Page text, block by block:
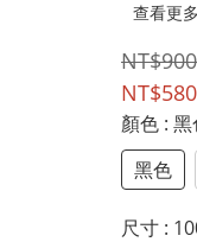
查看更
NT$900
NT$580
顏色 :
黑色
尺寸 :